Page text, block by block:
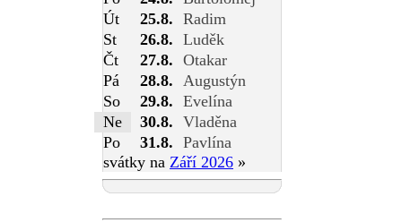
Út
25.8. Radim
St
26.8. Luděk
Čt
27.8. Otakar
Pá
28.8. Augustýn
So
29.8. Evelína
Ne
30.8. Vladěna
Po
31.8. Pavlína
svátky na Září 2026 »